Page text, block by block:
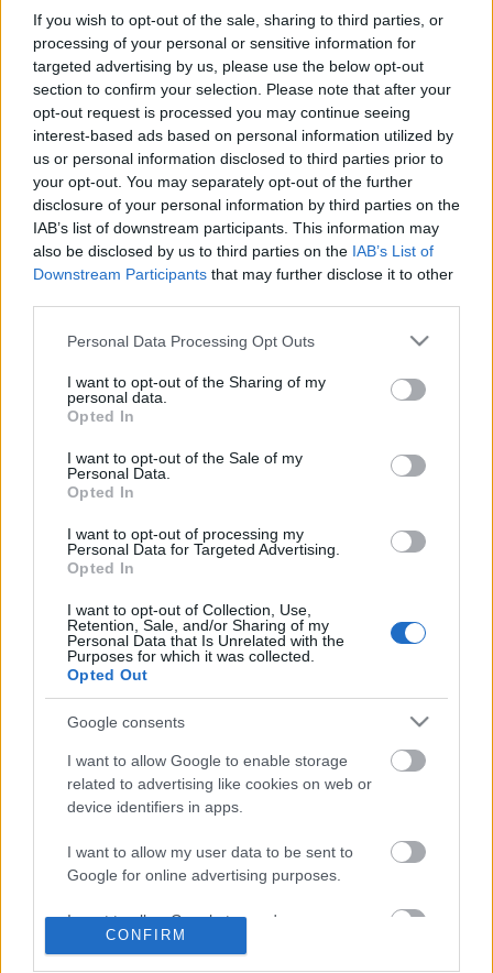
If you wish to opt-out of the sale, sharing to third parties, or
processing of your personal or sensitive information for
targeted advertising by us, please use the below opt-out
section to confirm your selection. Please note that after your
opt-out request is processed you may continue seeing
interest-based ads based on personal information utilized by
us or personal information disclosed to third parties prior to
your opt-out. You may separately opt-out of the further
disclosure of your personal information by third parties on the
IAB’s list of downstream participants. This information may
also be disclosed by us to third parties on the IAB’s List of
Downstream Participants that may further disclose it to other
Please note that this website/app uses one or more Google
not limited to your visit or usage behaviour. You may click to
grant or deny consent to Google and its third-party tags to
use your data for below specified purposes in below Google
consent section.
Personal Data Processing Opt Outs
I want to opt-out of the Sharing of my
personal data.
Opted In
I want to opt-out of the Sale of my
Personal Data.
Opted In
I want to opt-out of processing my
Personal Data for Targeted Advertising.
Opted In
I want to opt-out of Collection, Use,
Retention, Sale, and/or Sharing of my
Personal Data that Is Unrelated with the
Purposes for which it was collected.
Opted Out
Google consents
I want to allow Google to enable storage
related to advertising like cookies on web or
device identifiers in apps.
I want to allow my user data to be sent to
Google for online advertising purposes.
I want to allow Google to send me
personalized advertising.
CONFIRM
„S a gyermekkor egy szoba volt,
melybe többé már sosem léphetünk
be egészen...”
- A piros ruhás kislány története -
Festményvizsgálati labor• 2026. március 30.
m) „5”-ös francia méret Amikor a Laborba beérkezik
marad –, az azt jelenti, hogy nem csak a festményt
vizsgáljuk technikailag: egy új kaland is kezdetét
KÉPZŐMŰVÉSZETBEN, avagy az
kultúrpolitikában
Festményvizsgálati labor•2025. október 03.